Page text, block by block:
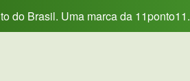
do Brasil. Uma marca da 11ponto11.